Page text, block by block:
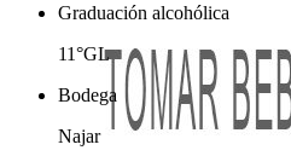
Graduación alcohólica
11°GL
Bodega
Najar